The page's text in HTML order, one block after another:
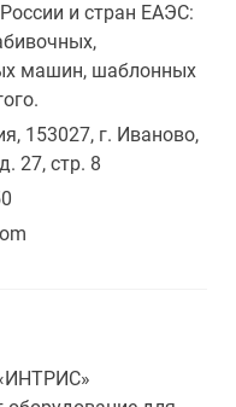
и стран ЕАЭС:
машин, шаблонных
153027, г. Иваново,
27, стр. 8